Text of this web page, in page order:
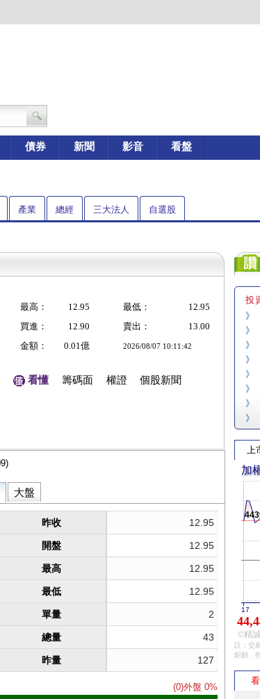
債券 新聞 影音 看盤
產業 總經 三大法人 自選股
最高： 12.95 最低：
12.95
買進： 12.90 賣出：
13.00
金額： 0.01億 2026/08/07 10:11:42
看懂 籌碼面 權證 個股新聞
投
》
》
》
》
》
》
》
》
上
加
17
©精
註：交
鉅額、